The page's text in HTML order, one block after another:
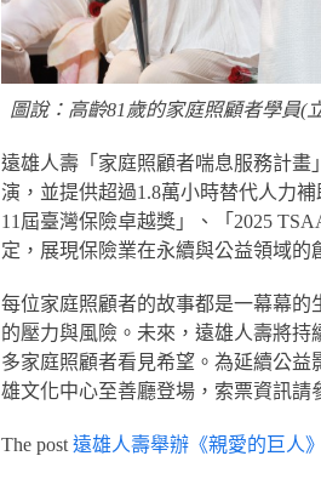
圖說：高齡81歲的家庭照顧者學員(
遠雄人壽「家庭照顧者喘息服務計畫
演，並提供超過1.8萬小時替代人力
11屆臺灣保險卓越獎」、「2025
定，展現保險業在永續與公益領域的
每位家庭照顧者的故事都是一幕幕
的壓力與風險。未來，遠雄人壽將
多家庭照顧者看見希望。為延續公益
雄文化中心至善廳登場，索票資訊請
The post 遠雄人壽舉辦《親愛的巨人